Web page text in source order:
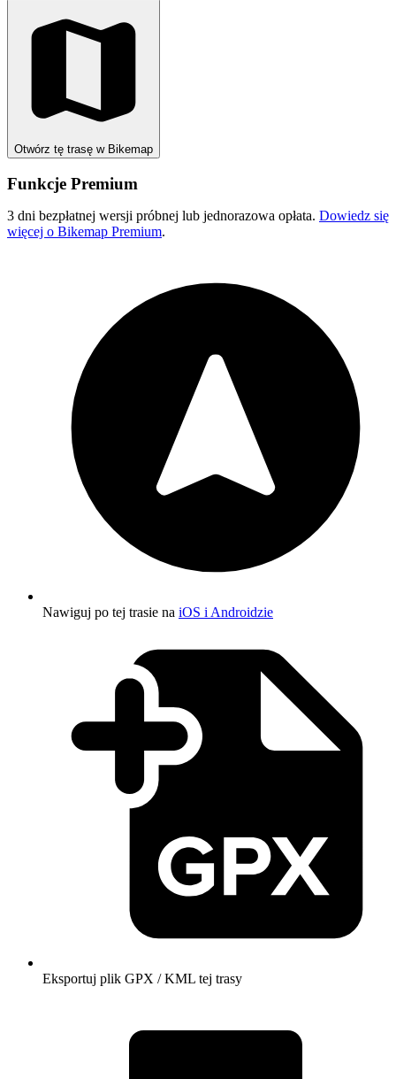
Otwórz tę trasę w Bikemap
Funkcje Premium
3 dni bezpłatnej wersji próbnej lub jednorazowa opłata. Dowiedz się
więcej o Bikemap Premium.
Nawiguj po tej trasie na iOS i Androidzie
Eksportuj plik GPX / KML tej trasy